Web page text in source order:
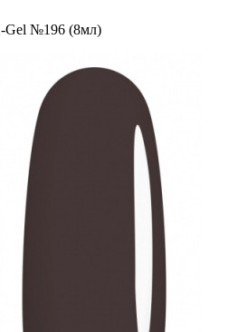
Gel №196 (8мл)